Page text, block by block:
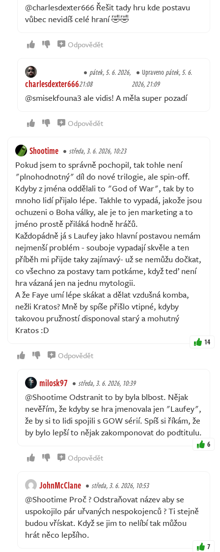
@charlesdexter666 Řešit tady hru kde postavu
vůbec nevidíš celé hraní 🤣🤣
Odpovědět
charlesdexter666
pátek, 5. 6. 2026,
21:08
Upravenopátek, 5. 6.
2026, 21:09
@smisekfouna3 ale vidis! A měla super pozadí
Odpovědět
Shootime středa, 3. 6. 2026, 10:23
Pokud jsem to správně pochopil, tak tohle není
"plnohodnotný" díl do nové trilogie, ale spin-off.
Kdyby z jména oddělali to "God of War", tak by to
mnoho lidí přijalo lépe. Takhle to vypadá, jakože jsou
ochuzeni o Boha války, ale je to jen marketing a to
jméno prostě přiláká hodně hráčů.
Každopádně já s Laufey jako hlavní postavou nemám
nejmenší problém - souboje vypadají skvěle a ten
příběh mi přijde taky zajímavý- už se nemůžu dočkat,
co všechno za postavy tam potkáme, když teď není
hra vázaná jen na jednu mytologii.
A že Faye umí lépe skákat a dělat vzdušná komba,
nežli Kratos? Mně by spíše přišlo vtipné, kdyby
takovou pružností disponoval starý a mohutný
Kratos :D
14
Odpovědět
milosk97 středa, 3. 6. 2026, 10:39
@Shootime Odstranit to by byla blbost. Nějak
nevěřím, že kdyby se hra jmenovala jen "Laufey",
že by si to lidi spojili s GOW sérií. Spíš si říkám, že
by bylo lepší to nějak zakomponovat do podtitulu.
6
Odpovědět
JohnMcClane středa, 3. 6. 2026, 10:53
@Shootime Proč ? Odstraňovat název aby se
uspokojilo pár uřvaných nespokojenců ? Ti stejně
budou vřískat. Když se jim to nelíbí tak můžou
hrát něco lepšího.
7